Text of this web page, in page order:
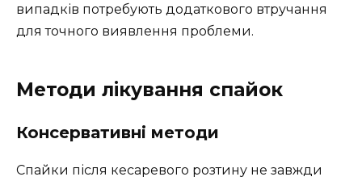
випадків потребують додаткового втручання
для точного виявлення проблеми.
Методи лікування спайок
Консервативні методи
Спайки після кесаревого розтину не завжди